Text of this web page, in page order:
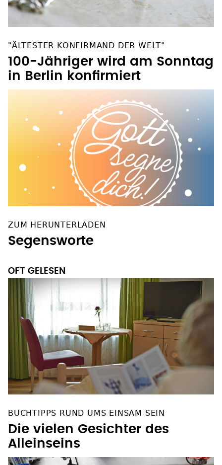
"ÄLTESTER KONFIRMAND DER WELT"
100-Jähriger wird am Sonntag
in Berlin konfirmiert
ZUM HERUNTERLADEN
Segensworte
OFT GELESEN
BUCHTIPPS RUND UMS EINSAM SEIN
Die vielen Gesichter des
Alleinseins